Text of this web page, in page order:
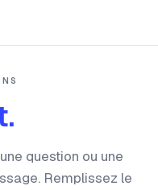
question ou une
Remplissez le